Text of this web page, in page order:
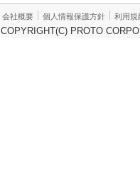
会社概要 個人情報保護方針 利用規
COPYRIGHT(C) PROTO